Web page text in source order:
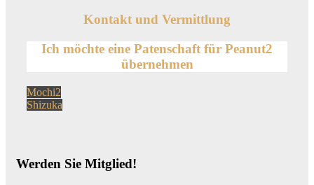
Kontakt und Vermittlung
Ich möchte eine Patenschaft für Peanut2
übernehmen
Beitragsnavigation
Vorheriger
Beitrag:
Mochi2
Nächster
Shizuka
Werden Sie Mitglied!